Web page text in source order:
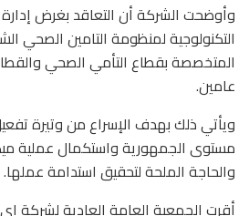
وأوضحت الشركة أن التعاقد بغرض
التكنولوجية لمنظومة التامين الصحي
المتخصصة بقطاع التأمي الصحي
عامين.
ويأتي ذلك بهدف الإسراع من وتيرة
مستوى الجمهورية واستكمال عملية
والحاجة الملحة لتحقيق استدامة عملها.
أقرت الجمعية العامة العادية لشركة إي